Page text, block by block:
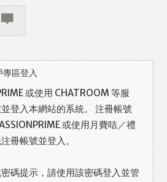
專區登入
或使用 CHATROOM 等服
登入本網站的系統。 注冊帳號
或使用月費咭／禮
冊帳號並登入。
碼提示，請使用該密碼登入並管